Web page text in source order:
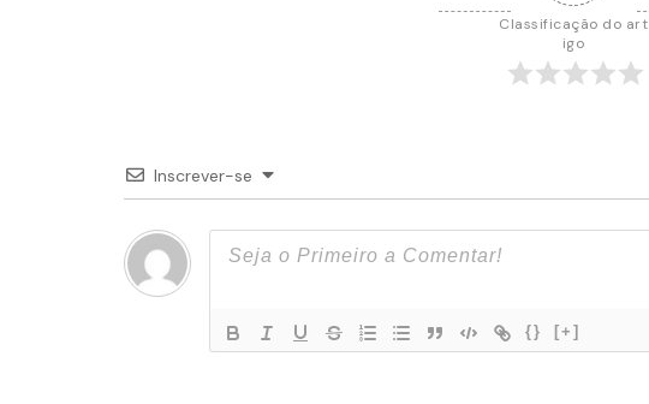
Classificação do art
igo
Inscrever-se
{} [+]